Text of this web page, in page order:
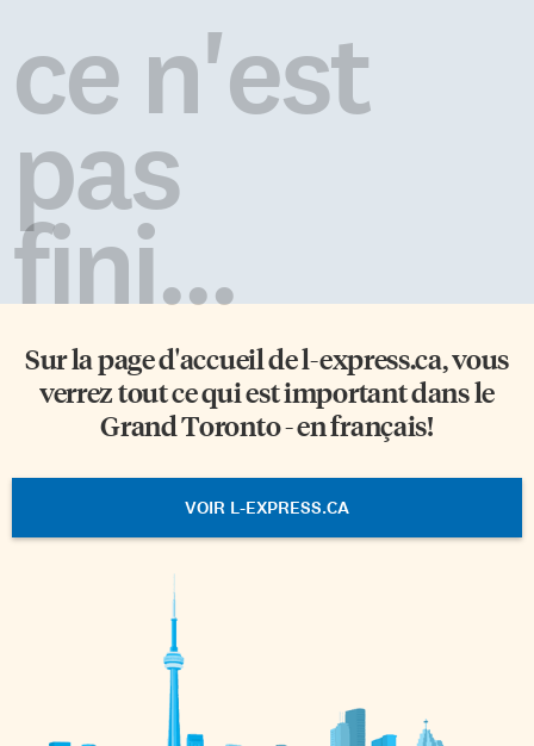
ce n'est
pas
fini...
Sur la page d'accueil del-express.ca, vous
verrez tout ce qui est important dans le
Grand Toronto - en français!
VOIR L-EXPRESS.CA